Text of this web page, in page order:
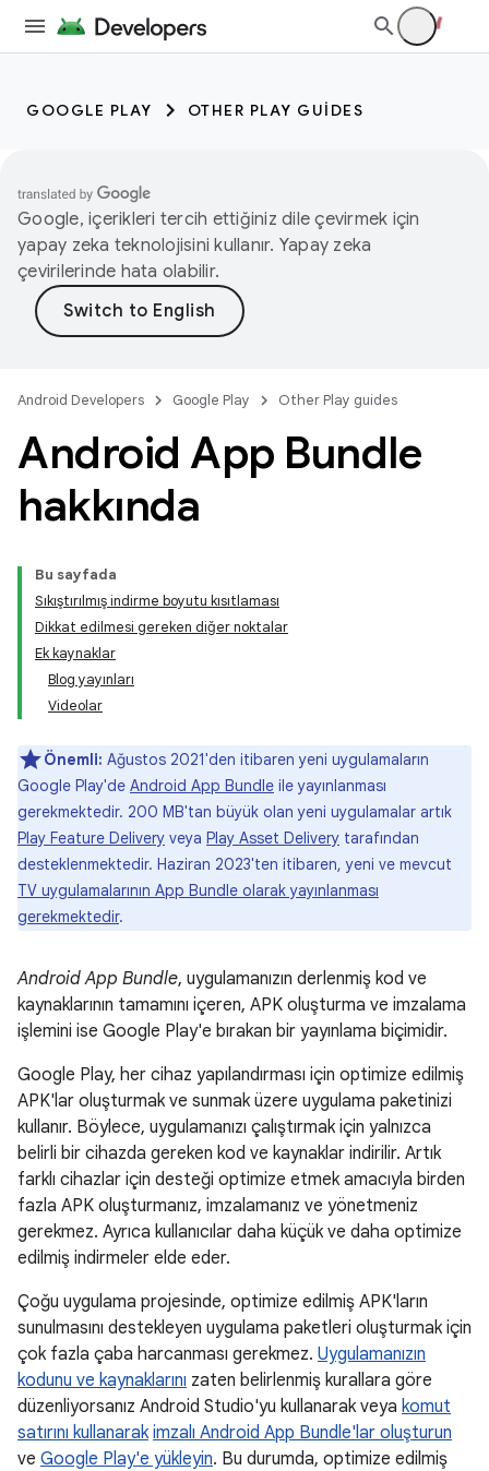
GOOGLE PLAY OTHER PLAY GUIDES
Google, içerikleri tercih ettiğiniz dile çevirmek için
yapay zeka teknolojisini kullanır. Yapay zeka
çevirilerinde hata olabilir.
Android Developers Google Play Other Play guides
Android App Bundle
hakkında
Bu sayfada
Sıkıştırılmış indirme boyutu kısıtlaması
Dikkat edilmesi gereken diğer noktalar
Ek kaynaklar
Blog yayınları
Videolar
Önemli: Ağustos 2021'den itibaren yeni uygulamaların
Google Play'de Android App Bundle ile yayınlanması
gerekmektedir. 200 MB'tan büyük olan yeni uygulamalar artık
Play Feature Delivery veya Play Asset Delivery tarafından
desteklenmektedir. Haziran 2023'ten itibaren, yeni ve mevcut
TV uygulamalarının App Bundle olarak yayınlanması
gerekmektedir.
Android App Bundle, uygulamanızın derlenmiş kod ve
kaynaklarının tamamını içeren, APK oluşturma ve imzalama
işlemini ise Google Play'e bırakan bir yayınlama biçimidir.
Google Play, her cihaz yapılandırması için optimize edilmiş
APK'lar oluşturmak ve sunmak üzere uygulama paketinizi
kullanır. Böylece, uygulamanızı çalıştırmak için yalnızca
belirli bir cihazda gereken kod ve kaynaklar indirilir. Artık
farklı cihazlar için desteği optimize etmek amacıyla birden
fazla APK oluşturmanız, imzalamanız ve yönetmeniz
gerekmez. Ayrıca kullanıcılar daha küçük ve daha optimize
edilmiş indirmeler elde eder.
Çoğu uygulama projesinde, optimize edilmiş APK'ların
sunulmasını destekleyen uygulama paketleri oluşturmak için
çok fazla çaba harcanması gerekmez. Uygulamanızın
kodunu ve kaynaklarını zaten belirlenmiş kurallara göre
düzenliyorsanız Android Studio'yu kullanarak veya komut
satırını kullanarak imzalı Android App Bundle'lar oluşturun
ve Google Play'e yükleyin. Bu durumda, optimize edilmiş